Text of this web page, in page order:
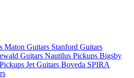
Maton Guitars Stanford Guitars
Guitars Nautilus Pickups Bigsby
Jet Guitars Boveda SPIRA